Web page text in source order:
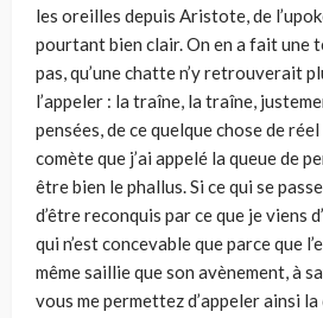
les oreilles depuis Aristote, de
pourtant bien clair. On en a fait une
pas, qu’une chatte n’y retrouverait
l’appeler : la traîne, la traîne,
pensées, de ce quelque chose de
comète que j’ai appelé la queue de
être bien le phallus. Si ce qui se
d’être reconquis par ce que je viens
qui n’est concevable que parce que
même saillie que son avènement, à
vous me permettez d’appeler ainsi